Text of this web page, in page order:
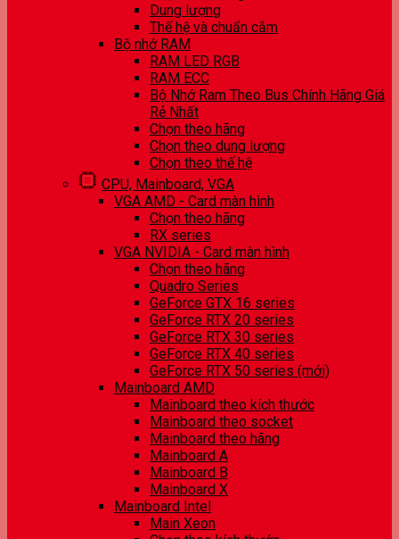
Dung lượng
Thế hệ và chuẩn cắm
Bộ nhớ RAM
RAM LED RGB
RAM ECC
Bộ Nhớ Ram Theo Bus Chính Hãng Giá
Rẻ Nhất
Chọn theo hãng
Chọn theo dung lượng
Chọn theo thế hệ
CPU, Mainboard, VGA
VGA AMD - Card màn hình
Chọn theo hãng
RX series
VGA NVIDIA - Card màn hình
Chọn theo hãng
Quadro Series
GeForce GTX 16 series
GeForce RTX 20 series
GeForce RTX 30 series
GeForce RTX 40 series
GeForce RTX 50 series (mới)
Mainboard AMD
Mainboard theo kích thước
Mainboard theo socket
Mainboard theo hãng
Mainboard A
Mainboard B
Mainboard X
Mainboard Intel
Main Xeon